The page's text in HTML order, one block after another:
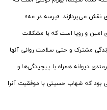
نقش می‌پردازند. «پرسه در مه»
امین و رویا است که با مشکلات
مشترک و حتی سلامت روانی آنها
دیوانه همراه با پیچیدگی‌ها و
بود که شهاب حسینی با موفقیت آنرا